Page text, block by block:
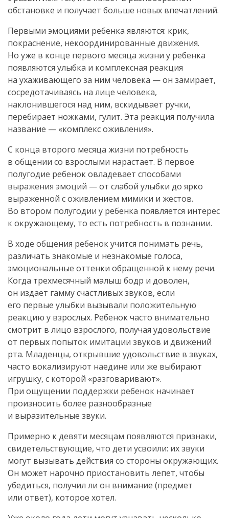
обстановке и получает больше новых впечатлений.
Первыми эмоциями ребенка являются: крик,
покраснение, некоординированные движения.
Но уже в конце первого месяца жизни у ребенка
появляются улыбка и комплексная реакция
на ухаживающего за ним человека — он замирает,
сосредотачиваясь на лице человека,
наклонившегося над ним, вскидывает ручки,
перебирает ножками, гулит. Эта реакция получила
название — «комплекс оживления».
С конца второго месяца жизни потребность
в общении со взрослыми нарастает. В первое
полугодие ребенок овладевает способами
выражения эмоций — от слабой улыбки до ярко
выраженной с оживлением мимики и жестов.
Во втором полугодии у ребенка появляется интерес
к окружающему, то есть потребность в познании.
В ходе общения ребенок учится понимать речь,
различать знакомые и незнакомые голоса,
эмоциональные оттенки обращенной к нему речи.
Когда трехмесячный малыш бодр и доволен,
он издает гамму счастливых звуков, если
его первые улыбки вызывали положительную
реакцию у взрослых. Ребенок часто внимательно
смотрит в лицо взрослого, получая удовольствие
от первых попыток имитации звуков и движений
рта. Младенцы, открывшие удовольствие в звуках,
часто вокализируют наедине или же выбирают
игрушку, с которой «разговаривают».
При ощущении поддержки ребенок начинает
произносить более разнообразные
и выразительные звуки.
Примерно к девяти месяцам появляются признаки,
свидетельствующие, что дети усвоили: их звуки
могут вызывать действия со стороны окружающих.
Он может нарочно приостановить лепет, чтобы
убедиться, получил ли он внимание (предмет
или ответ), которое хотел.